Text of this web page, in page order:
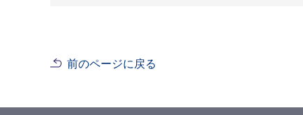
前のページに戻る